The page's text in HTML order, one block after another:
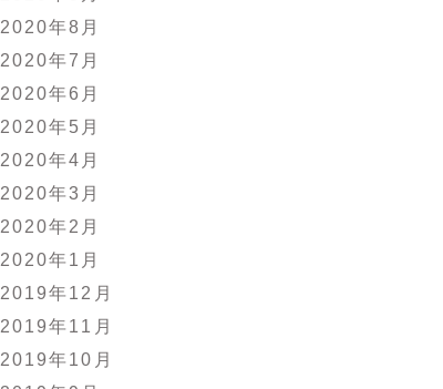
2020年8月
2020年7月
2020年6月
2020年5月
2020年4月
2020年3月
2020年2月
2020年1月
2019年12月
2019年11月
2019年10月